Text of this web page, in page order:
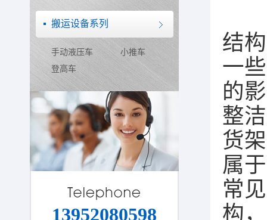
搬运设备系列
手动液压车
小推车
登高车
13952080598
结
一
的
整
货
属
常
构